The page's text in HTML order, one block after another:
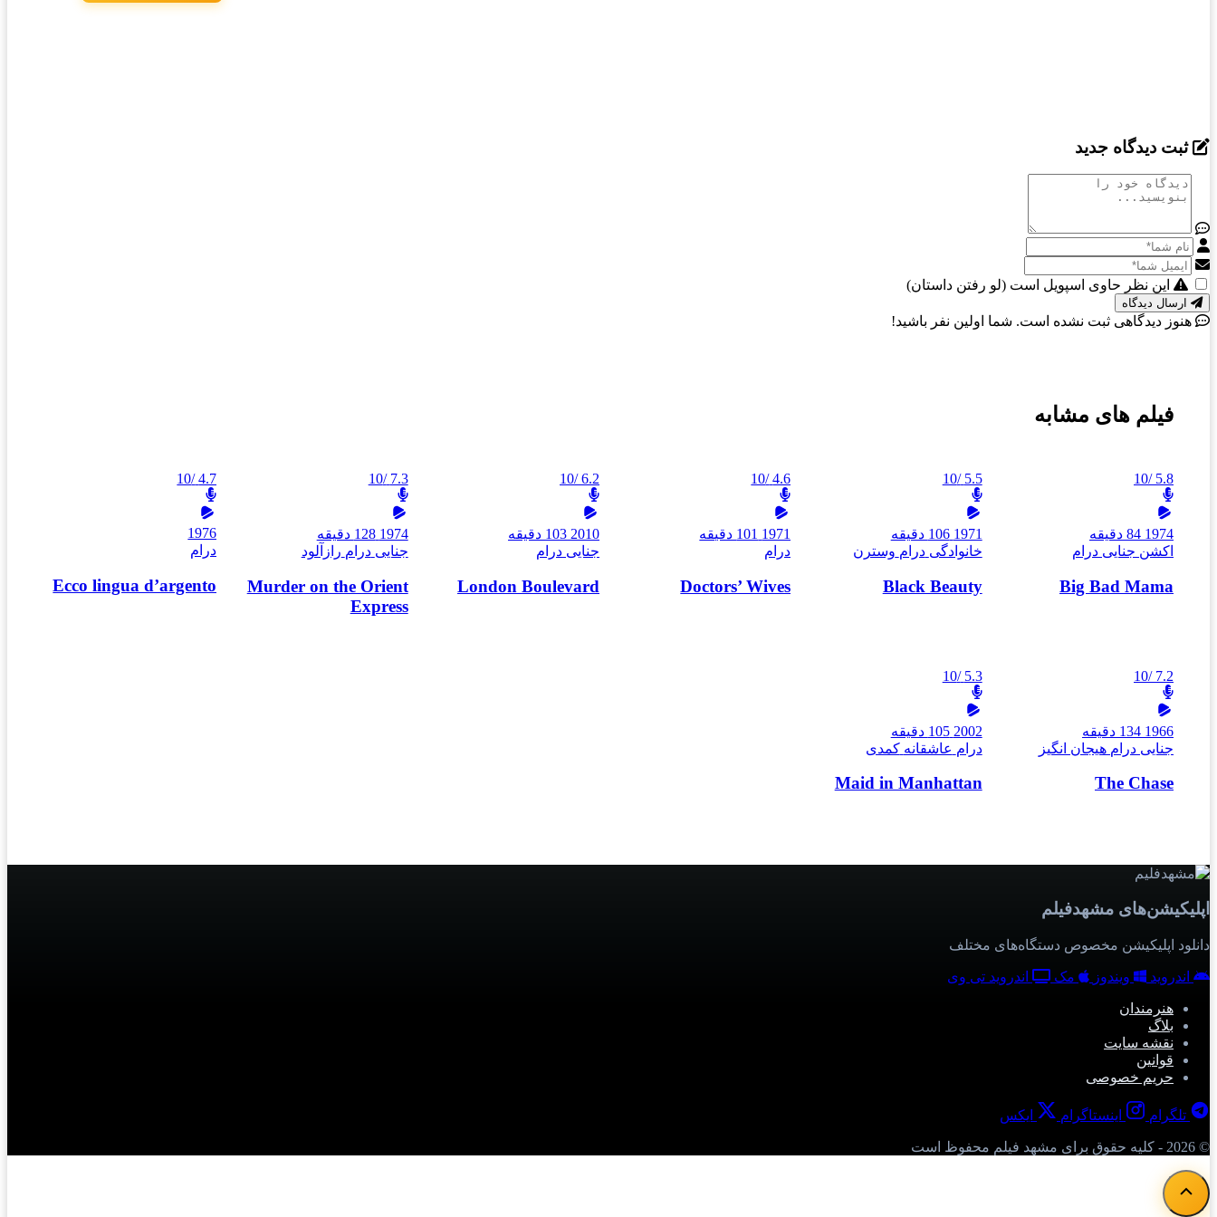
ثبت دیدگاه جدید
این نظر حاوی اسپویل است (لو رفتن داستان)
هنوز دیدگاهی ثبت نشده است. شما اولین نفر باشید!
فیلم های مشابه
5.8
/10
1974 84 دقیقه
اکشن جنایی درام
Big Bad Mama
5.5
/10
1971 106 دقیقه
خانوادگی درام وسترن
Black Beauty
4.6
/10
1971 101 دقیقه
درام
Doctors’ Wives
6.2
/10
2010 103 دقیقه
جنایی درام
London Boulevard
7.3
/10
1974 128 دقیقه
جنایی درام رازآلود
Murder on the Orient
Express
4.7
/10
1976
درام
Ecco lingua d’argento
7.2
/10
1966 134 دقیقه
جنایی درام هیجان انگیز
The Chase
5.3
/10
2002 105 دقیقه
درام عاشقانه کمدی
Maid in Manhattan
اپلیکیشن‌های مشهدفیلم
دانلود اپلیکیشن مخصوص دستگاه‌های مختلف
اندروید ویندوز مک اندروید تی وی
هنرمندان
بلاگ
نقشه سایت
قوانین
حریم خصوصی
تلگرام اینستاگرام ایکس
© 2026 - کلیه حقوق برای مشهد فیلم محفوظ است